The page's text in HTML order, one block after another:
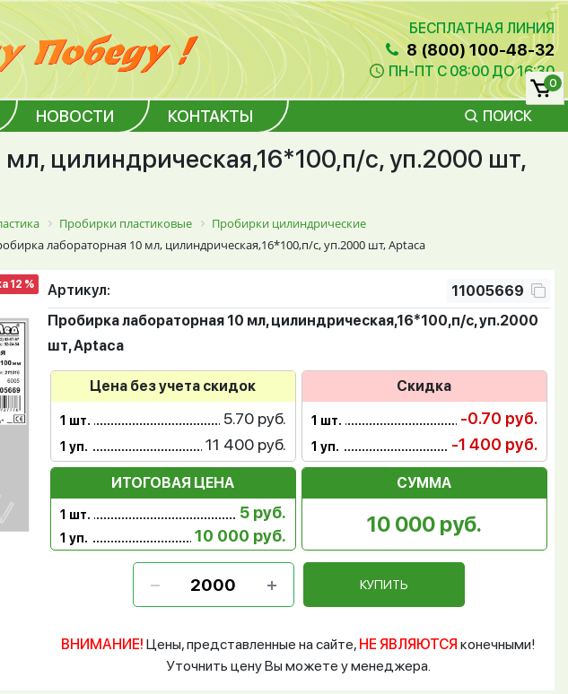
БЕСПЛАТНАЯ ЛИНИЯ
8 (800) 100-48-32
ПН-ПТ С 08:00 ДО 16:30
НОВОСТИ КОНТАКТЫ ПОИСК
0
цилиндрическая,16*100,п/с, уп.2000 шт,
Пробирки пластиковые
Пробирки цилиндрические
лабораторная 10 мл, цилиндрическая,16*100,п/с, уп.2000 шт, Aptaca
12 % Артикул:
11005669
Пробирка лабораторная 10 мл, цилиндрическая,16*100,п/с, уп.2000
шт, Aptaca
Цена без учета скидок
1 шт. 5.70 руб.
1 уп. 11 400 руб.
Скидка
1 шт. -0.70 руб.
1 уп. -1 400 руб.
ИТОГОВАЯ ЦЕНА
1 шт. 5 руб.
1 уп. 10 000 руб.
СУММА
10 000 руб.
КУПИТЬ
ВНИМАНИЕ! Цены, представленные на сайте, НЕ ЯВЛЯЮТСЯ конечными!
Уточнить цену Вы можете у менеджера.